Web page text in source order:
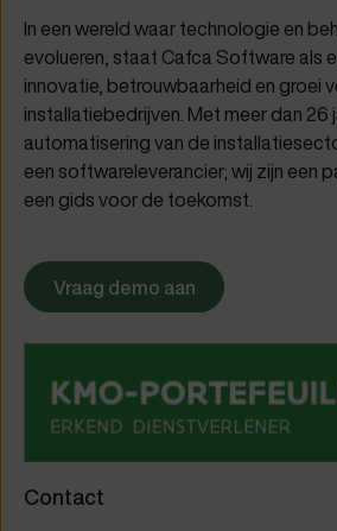
In een wereld waar technologie en
evolueren, staat Cafca Software als
innovatie, betrouwbaarheid en groei
installatiebedrijven. Met meer dan 26
automatisering van de
een softwareleverancier; wij zijn een
een gids voor de toekomst.
Vraag demo aan
Contact